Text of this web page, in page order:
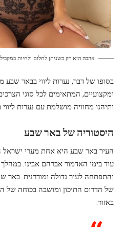
אהבה היא רק כשניתן לחלום ולחיות במקביל
בסופו של דבר, נערות ליווי בבאר שבע
ומקצועיים, המתאימים לכל סוגי
ותיהנו מחוויה מושלמת עם נערות
היסטוריה של באר שבע
העיר באר שבע היא אחת מערי ישראל
עוד בימי האדמור אברהם אבינו.
והתפתחה לעיר גדולה ומודרנית. באר
של הדרום התיכון ומושבה בכוחה של
באזור.